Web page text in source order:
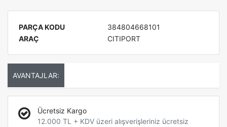
PARÇA KODU
384804668101
ARAÇ
CITIPORT
AVANTAJLAR:
Ücretsiz Kargo
12.000 TL + KDV üzeri alışverişleriniz ücretsiz